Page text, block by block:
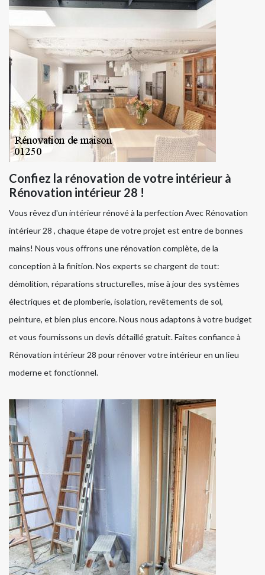
Confiez la rénovation de votre intérieur à
Rénovation intérieur 28 !
Vous rêvez d'un intérieur rénové à la perfection Avec Rénovation
intérieur 28 , chaque étape de votre projet est entre de bonnes
mains! Nous vous offrons une rénovation complète, de la
conception à la finition. Nos experts se chargent de tout:
démolition, réparations structurelles, mise à jour des systèmes
électriques et de plomberie, isolation, revêtements de sol,
peinture, et bien plus encore. Nous nous adaptons à votre budget
et vous fournissons un devis détaillé gratuit. Faites confiance à
Rénovation intérieur 28 pour rénover votre intérieur en un lieu
moderne et fonctionnel.